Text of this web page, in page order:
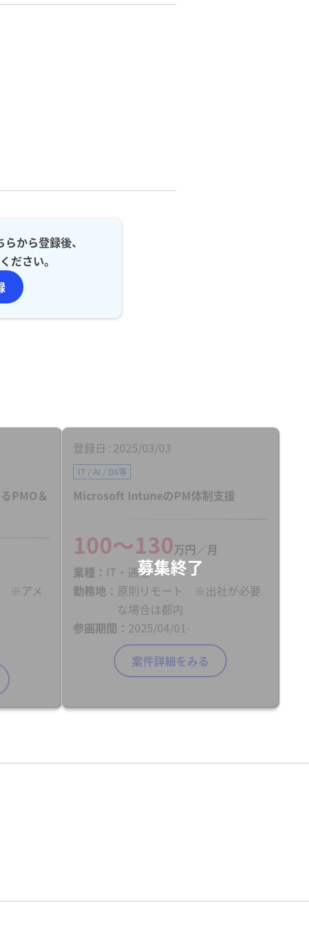
から登録後、
ださい。
PMO＆
※アメ
登録日 2025/03/03
IT / AI / DX等
Microsoft IntuneのPM体制支援
100〜130万円／月
業種
IT・通信
勤務地
原則リモート ※出社が必要
な場合は都内
参画期間
2025/04/01-
案件詳細をみる